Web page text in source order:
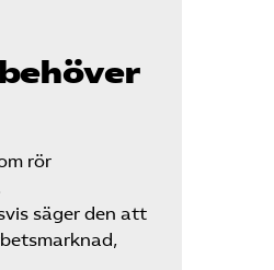
aktiviteter
rör
säger den att